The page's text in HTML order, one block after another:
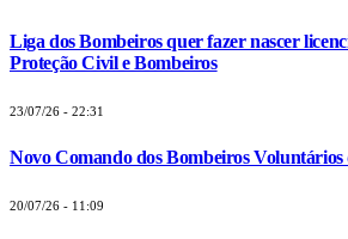
Liga dos Bombeiros quer fazer nascer
Proteção Civil e Bombeiros
23/07/26 - 22:31
Novo Comando dos Bombeiros Voluntários
20/07/26 - 11:09